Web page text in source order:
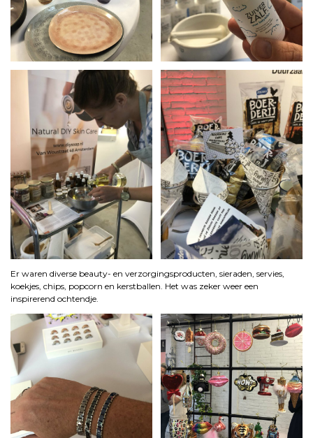
Er waren diverse beauty- en verzorgingsproducten, sieraden, servies,
koekjes, chips, popcorn en kerstballen. Het was zeker weer een
inspirerend ochtendje.